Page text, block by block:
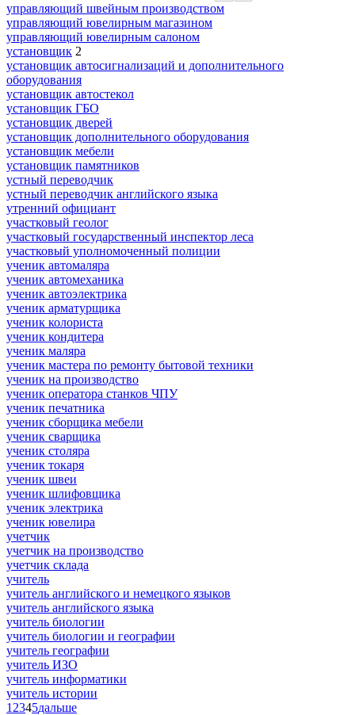
управляющий швейным производством
управляющий ювелирным магазином
управляющий ювелирным салоном
установщик 2
установщик автосигнализаций и дополнительного
оборудования
установщик автостекол
установщик ГБО
установщик дверей
установщик дополнительного оборудования
установщик мебели
установщик памятников
устный переводчик
устный переводчик английского языка
утренний официант
участковый геолог
участковый государственный инспектор леса
участковый уполномоченный полиции
ученик автомаляра
ученик автомеханика
ученик автоэлектрика
ученик арматурщика
ученик колориста
ученик кондитера
ученик маляра
ученик мастера по ремонту бытовой техники
ученик на производство
ученик оператора станков ЧПУ
ученик печатника
ученик сборщика мебели
ученик сварщика
ученик столяра
ученик токаря
ученик швеи
ученик шлифовщика
ученик электрика
ученик ювелира
учетчик
учетчик на производство
учетчик склада
учитель
учитель английского и немецкого языков
учитель английского языка
учитель биологии
учитель биологии и географии
учитель географии
учитель ИЗО
учитель информатики
учитель истории
1 2345дальше